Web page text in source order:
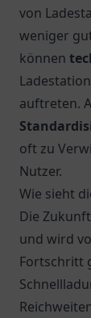
von
weniger
können
auftreten.
oft zu
Nutzer.
Wie sieht
Die
und wird
Fortschritt